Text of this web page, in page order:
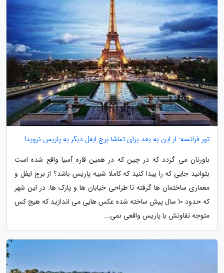
تور فرانسه: از این به بعد برای تماشا برج ایفل دیگر به پاریس نروید!
باورتان می گردد که در چین که در همین قاره آسیا واقع شده است
بتوانید جایی که را پیدا کنید که کاملا شبیه پاریس باشد؟ از برج ایفل و
معماری ساختمان ها گرفته تا طراحی خیابان ها و پارک ها. در این شهر
که حدود 10 سال پیش ساخته شده عکس هایی می اندازید که هیچ کس
متوجه تفاوتش با پاریس واقعی نمی...